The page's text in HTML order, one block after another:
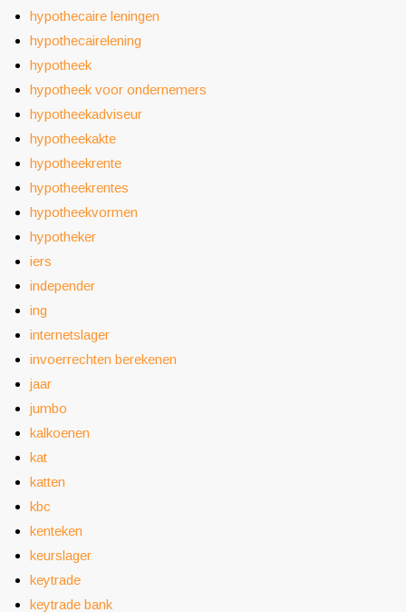
hypothecaire leningen
hypothecairelening
hypotheek
hypotheek voor ondernemers
hypotheekadviseur
hypotheekakte
hypotheekrente
hypotheekrentes
hypotheekvormen
hypotheker
iers
independer
ing
internetslager
invoerrechten berekenen
jaar
jumbo
kalkoenen
kat
katten
kbc
kenteken
keurslager
keytrade
keytrade bank